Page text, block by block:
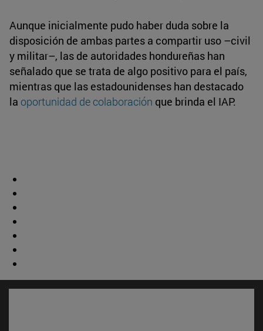
Aunque inicialmente pudo haber duda sobre la
disposición de ambas partes a compartir uso –civil
y militar–, las de autoridades hondureñas han
señalado que se trata de algo positivo para el país,
mientras que las estadounidenses han destacado
la oportunidad de colaboración que brinda el IAP.